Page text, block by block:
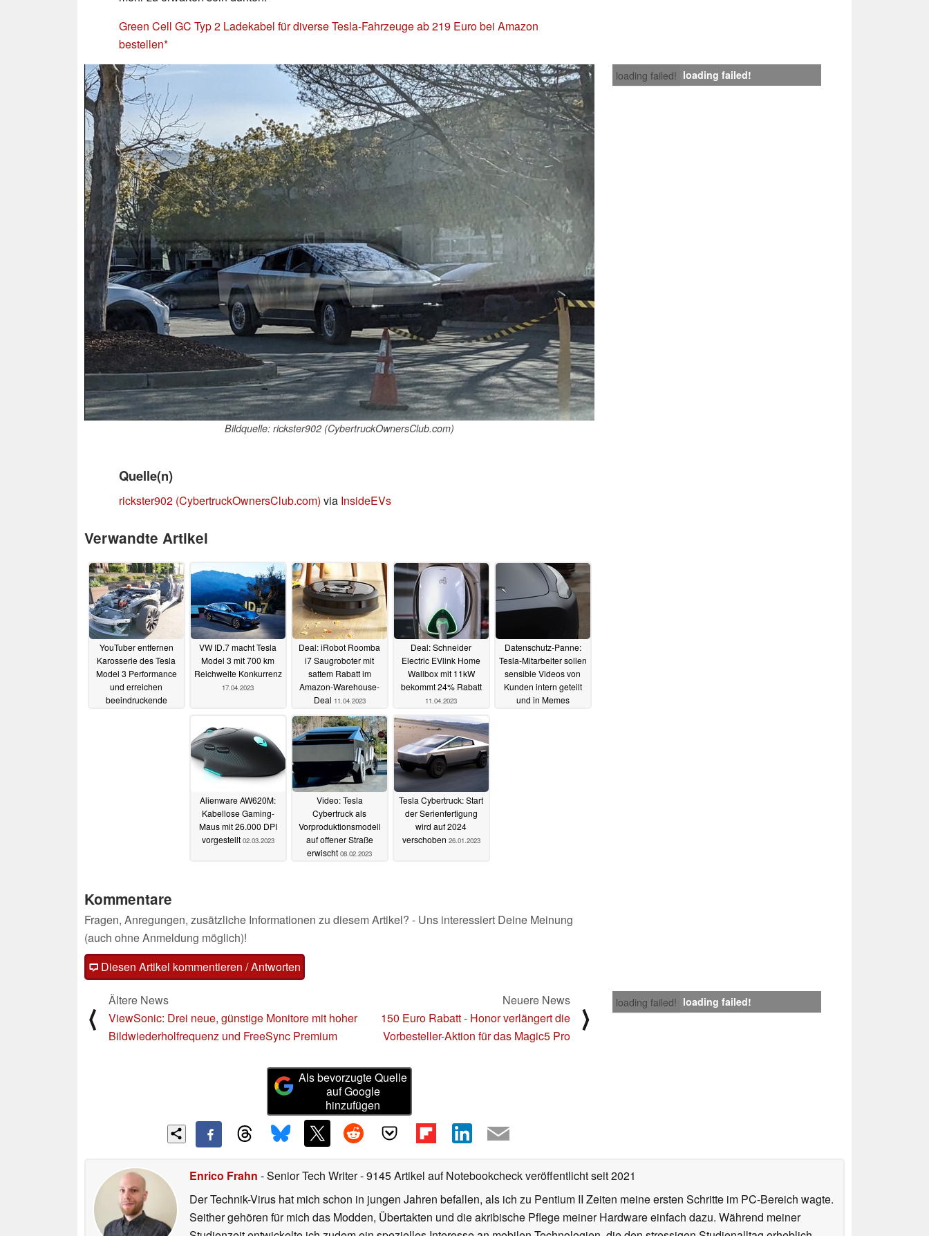
Green Cell GC Typ 2 Ladekabel für diverse Tesla-Fahrzeuge ab 219 Euro bei Amazon
bestellen
loading failed! loading failed!
Bildquelle: rickster902 (CybertruckOwnersClub.com)
Quelle(n)
rickster902 (CybertruckOwnersClub.com) via InsideEVs
Verwandte Artikel
YouTuber entfernen
Karosserie des Tesla
Model 3 Performance
und erreichen
beeindruckende
VW ID.7 macht Tesla
Model 3 mit 700 km
Reichweite Konkurrenz
17.04.2023
Deal: iRobot Roomba
i7 Saugroboter mit
sattem Rabatt im
Amazon-Warehouse-
Deal 11.04.2023
Deal: Schneider
Electric EVlink Home
Wallbox mit 11kW
bekommt 24% Rabatt
11.04.2023
Datenschutz-Panne:
Tesla-Mitarbeiter sollen
sensible Videos von
Kunden intern geteilt
und in Memes
Alienware AW620M:
Kabellose Gaming-
Maus mit 26.000 DPI
vorgestellt 02.03.2023
Video: Tesla
Cybertruck als
Vorproduktionsmodell
auf offener Straße
erwischt 08.02.2023
Tesla Cybertruck: Start
der Serienfertigung
wird auf 2024
verschoben 26.01.2023
Kommentare
Fragen, Anregungen, zusätzliche Informationen zu diesem Artikel? - Uns interessiert Deine Meinung
(auch ohne Anmeldung möglich)!
Diesen Artikel kommentieren / Antworten
loading failed! loading failed!
⟨
Ältere News
ViewSonic: Drei neue, günstige Monitore mit hoher
Bildwiederholfrequenz und FreeSync Premium
Neuere News
150 Euro Rabatt - Honor verlängert die
Vorbesteller-Aktion für das Magic5 Pro
⟩
Als bevorzugte Quelle
auf Google
hinzufügen
Enrico Frahn - Senior Tech Writer- 9145 Artikel auf Notebookcheck veröffentlichtseit 2021
Der Technik-Virus hat mich schon in jungen Jahren befallen, als ich zu Pentium II Zeiten meine ersten Schritte im PC-Bereich wagte.
Seither gehören für mich das Modden, Übertakten und die akribische Pflege meiner Hardware einfach dazu. Während meiner